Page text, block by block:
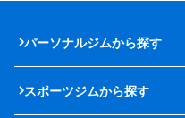
パーソナルジムから探す
スポーツジムから探す